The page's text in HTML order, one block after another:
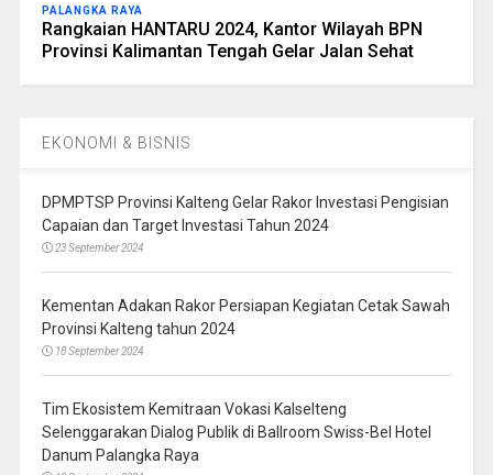
PALANGKA RAYA
Rangkaian HANTARU 2024, Kantor Wilayah BPN
Provinsi Kalimantan Tengah Gelar Jalan Sehat
EKONOMI & BISNIS
DPMPTSP Provinsi Kalteng Gelar Rakor Investasi Pengisian
Capaian dan Target Investasi Tahun 2024
23 September 2024
Kementan Adakan Rakor Persiapan Kegiatan Cetak Sawah
Provinsi Kalteng tahun 2024
18 September 2024
Tim Ekosistem Kemitraan Vokasi Kalselteng
Selenggarakan Dialog Publik di Ballroom Swiss-Bel Hotel
Danum Palangka Raya